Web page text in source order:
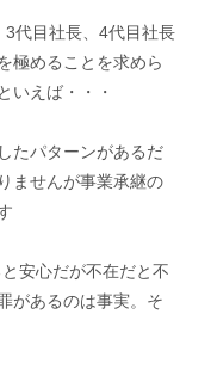
代目社長、4代目社長
極めることを求めら
いえば・・・
たパターンがあるだ
ませんが事業承継の
安心だが不在だと不
があるのは事実。そ